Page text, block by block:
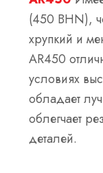
(450 BHN),
хрупкий и
AR450
условиях
обладает
облегчает
деталей.